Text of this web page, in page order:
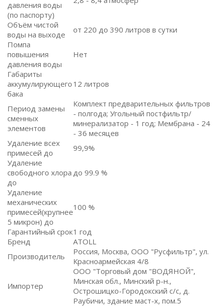
давления воды
(по паспорту)
Объём чистой
воды на выходе
от 220 до 390 литров в сутки
Помпа
повышения
давления воды
Нет
Габариты
аккумулирующего
бака
12 литров
Период замены
сменных
элементов
Комплект предварительных фильтров
- полгода; Угольный постфильтр/
минерализатор - 1 год; Мембрана - 24
- 36 месяцев
Удаление всех
примесей до
99,9%
Удаление
свободного хлора
до
до 99.9 %
Удаление
механических
примесей(крупнее
5 микрон) до
100 %
Гарантийный срок1 год
Бренд
ATOLL
Производитель
Россия, Москва, ООО "Русфильтр", ул.
Красноармейская 4/8
Импортер
ООО "Торговый дом "ВОДЯНОЙ",
Минская обл., Минский р-н.,
Острошицко-Городокский с/с, д.
Раубичи, здание маст-х, пом.5